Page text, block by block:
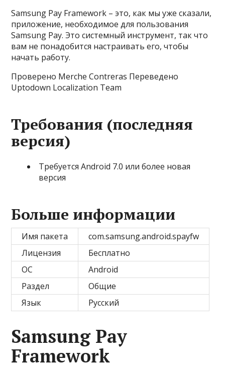
Samsung Pay Framework – это, как мы уже сказали,
приложение, необходимое для пользования
Samsung Pay. Это системный инструмент, так что
вам не понадобится настраивать его, чтобы
начать работу.
Проверено Merche Contreras Переведено
Uptodown Localization Team
Требования (последняя
версия)
Требуется Android 7.0 или более новая
версия
Больше информации
Имя пакета
com.samsung.android.spayfw
Лицензия
Бесплатно
ОС
Android
Раздел
Общие
Язык
Pусский
Samsung Pay
Framework